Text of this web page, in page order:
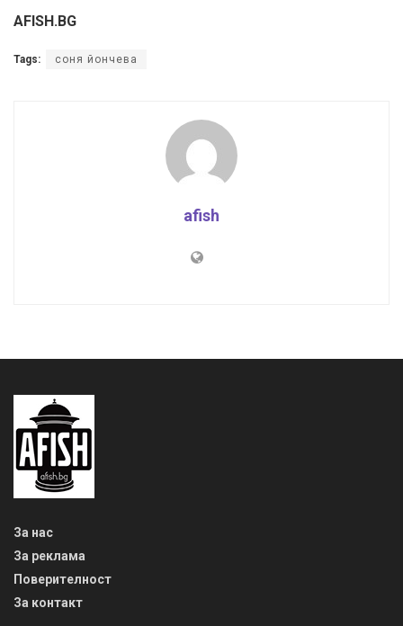
AFISH.BG
Tags: соня йончева
afish
За нас
За реклама
Поверителност
За контакт